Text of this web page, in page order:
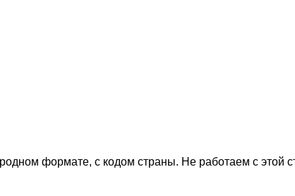
формате, с кодом страны. Не работаем с этой